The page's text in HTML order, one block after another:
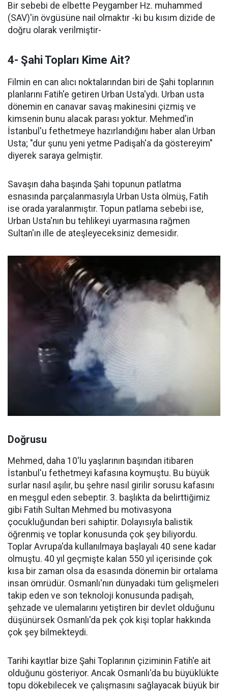
Bir sebebi de elbette Peygamber Hz. muhammed
(SAV)'in övgüsüne nail olmaktır -ki bu kısım dizide de
doğru olarak verilmiştir-
4- Şahi Topları Kime Ait?
Filmin en can alıcı noktalarından biri de Şahi toplarının
planlarını Fatih'e getiren Urban Usta'ydı. Urban usta
dönemin en canavar savaş makinesini çizmiş ve
kimsenin bunu alacak parası yoktur. Mehmed'in
İstanbul'u fethetmeye hazırlandığını haber alan Urban
Usta; "dur şunu yeni yetme Padişah'a da göstereyim"
diyerek saraya gelmiştir.
Savaşın daha başında Şahi topunun patlatma
esnasında parçalanmasıyla Urban Usta ölmüş, Fatih
ise orada yaralanmıştır. Topun patlama sebebi ise,
Urban Usta'nın bu tehlikeyi uyarmasına rağmen
Sultan'ın ille de ateşleyeceksiniz demesidir.
Doğrusu
Mehmed, daha 10'lu yaşlarının başından itibaren
İstanbul'u fethetmeyi kafasına koymuştu. Bu büyük
surlar nasıl aşılır, bu şehre nasıl girilir sorusu kafasını
en meşgul eden sebeptir. 3. başlıkta da belirttiğimiz
gibi Fatih Sultan Mehmed bu motivasyona
çocukluğundan beri sahiptir. Dolayısıyla balistik
öğrenmiş ve toplar konusunda çok şey biliyordu.
Toplar Avrupa'da kullanılmaya başlayalı 40 sene kadar
olmuştu. 40 yıl geçmişte kalan 550 yıl içerisinde çok
kısa bir zaman olsa da esasında dönemin bir ortalama
insan ömrüdür. Osmanlı'nın dünyadaki tüm gelişmeleri
takip eden ve son teknoloji konusunda padişah,
şehzade ve ulemalarını yetiştiren bir devlet olduğunu
düşünürsek Osmanlı'da pek çok kişi toplar hakkında
çok şey bilmekteydi.
Tarihi kayıtlar bize Şahi Toplarının çiziminin Fatih'e ait
olduğunu gösteriyor. Ancak Osmanlı'da bu büyüklükte
topu dökebilecek ve çalışmasını sağlayacak büyük bir